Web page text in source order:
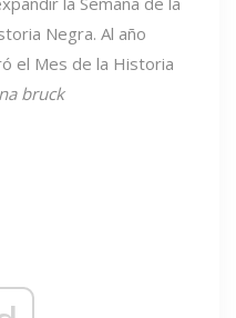
Negra. Al año
el Mes de la Historia
bruck